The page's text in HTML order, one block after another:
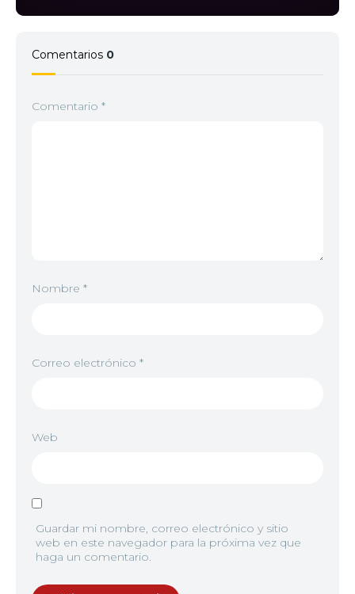
Comentarios 0
Comentario *
Nombre *
Correo electrónico *
Web
Guardar mi nombre, correo electrónico y sitio
web en este navegador para la próxima vez que
haga un comentario.